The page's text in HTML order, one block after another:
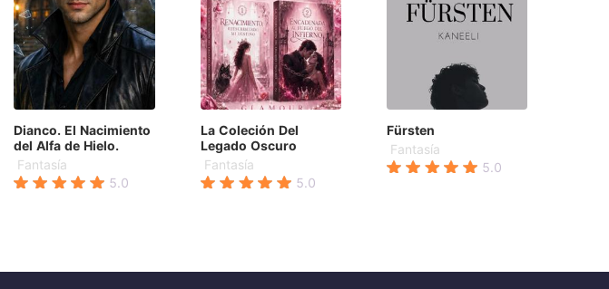
Dianco. El Nacimiento
del Alfa de Hielo.
Fantasía
5.0
La Coleción Del
Legado Oscuro
Fantasía
5.0
Fürsten
Fantasía
5.0